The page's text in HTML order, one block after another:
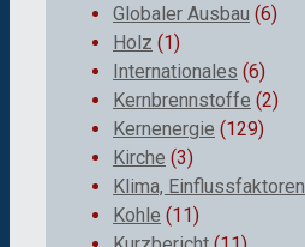
Globaler Ausbau (6)
Holz (1)
Internationales (6)
Kernbrennstoffe (2)
Kernenergie (129)
Kirche (3)
Klima, Einflussfaktoren
Kohle (11)